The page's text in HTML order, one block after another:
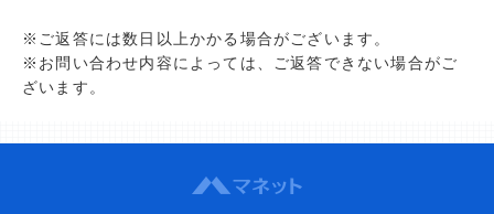
※ご返答には数日以上かかる場合がございます。
※お問い合わせ内容によっては、ご返答できない場合がご
ざいます。